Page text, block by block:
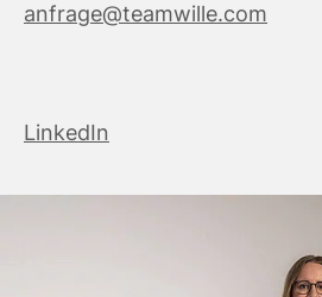
anfrage@teamwille.com
LinkedIn